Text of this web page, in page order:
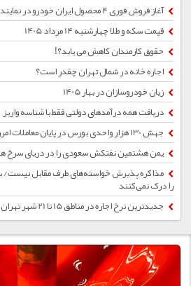
آغاز فروش فوری 4 محصول ایران خودرو در نمایندگی‌ها
قیمت سکه و طلا چهارشنبه 14 مرداد 1405
حقوق کارمندان کاهش می یابد؟!
اجاره خانه در شمال تهران چقدر است؟
زیان خودروسازان در بهار 1405
دریافت همه درآمدهای دولتی فقط با شناسه واریز
جهش 130 هزار واحدی بورس در پایان معاملات امروز
یمن هشتمین نفتکش سعودی را در دریای سرخ
مذاکره پذیرش خواسته‌های طرف مقابل نیست/
را درک نمی‌کنند
جدیدترین نرخ اجاره در مناطق 15 تا 21 شهر تهران